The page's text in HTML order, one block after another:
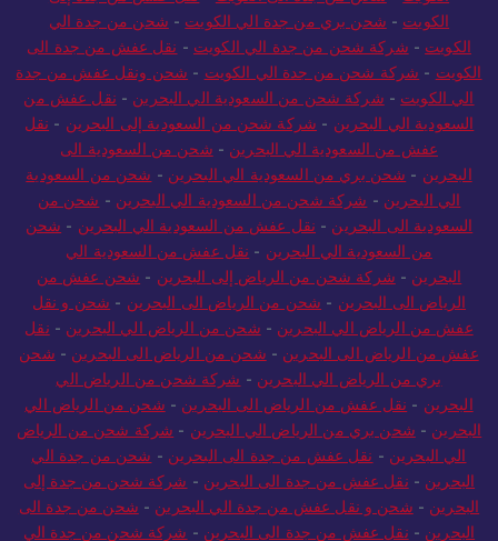
الكويت
شحن من جدة الى الكويت
نقل عفش من جدة إلى
الكويت
شحن بري من جدة الي الكويت
شحن من جدة الي
الكويت
شركة شحن من جدة الي الكويت
نقل عفش من جدة الى
الكويت- شركة شحن من جدة الي الكويت-
شحن ونقل عفش من جدة
الي الكويت
شركة شحن من السعودية الي البحرين
نقل عفش من
السعودية الي البحرين
شركة شحن من السعودية إلى البحرين
عفش من السعودية الي البحرين
-شحن من السعودية الى
البحرين
شحن بري من السعودية الي البحرين -
شحن من السعودية
الي البحرين - شركة شحن من السعودية الي البحرين
شحن من
السعودية الى البحرين
نقل عفش من السعودية الي البحرين
شحن
من السعودية الي البحرين -
نقل عفش من السعودية الي
البحرين- شركة شحن من الرياض إلى البحرين
شحن عفش من
الرياض الى البحرين
-شحن من الرياض الى البحرين -شحن و نقل
عفش من الرياض الي البحرين
شحن من الرياض الي البحرين
عفش من الرياض الى البحرين
شحن من الرياض الى البحرين-
شحن
بري من الرياض الي البحرين-
شركة شحن من الرياض الي
البحرين
نقل عفش من الرياض الى البحرين
شحن من الرياض الي
البحرين- شحن بري من الرياض الي البحرين
شركة شحن من الرياض
الي البحرين
نقل عفش من جدة الى البحرين -
شحن من جدة الي
البحرين
نقل عفش من جدة الى البحرين-
شركة شحن من جدة إلى
البحرين
شحن و نقل عفش من جدة الي البحرين
شحن من جدة الى